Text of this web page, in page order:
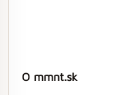
O mmnt.sk